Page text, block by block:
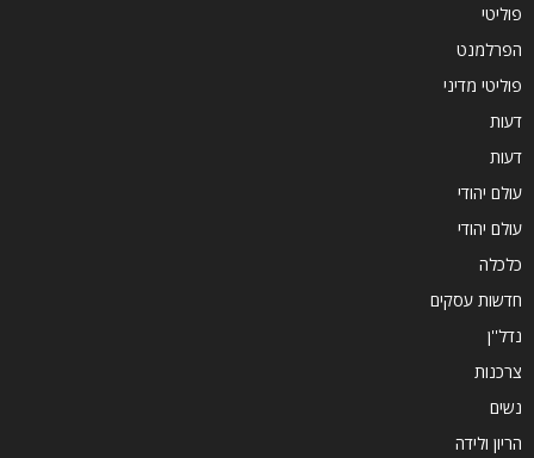
פוליטי
הפרלמנט
פוליטי מדיני
דעות
דעות
עולם יהודי
עולם יהודי
כלכלה
חדשות עסקים
נדל''ן
צרכנות
נשים
הריון ולידה